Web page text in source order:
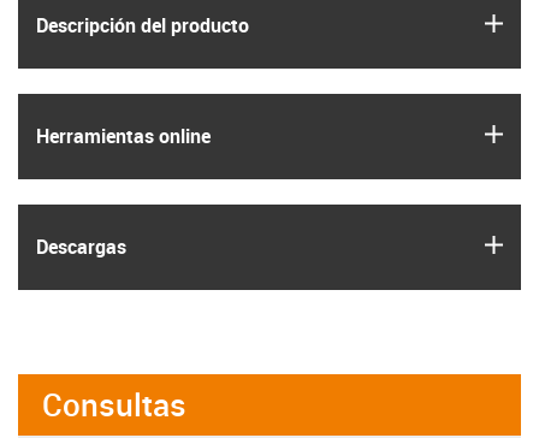
Descripción del producto
Herramientas online
Descargas
Consultas